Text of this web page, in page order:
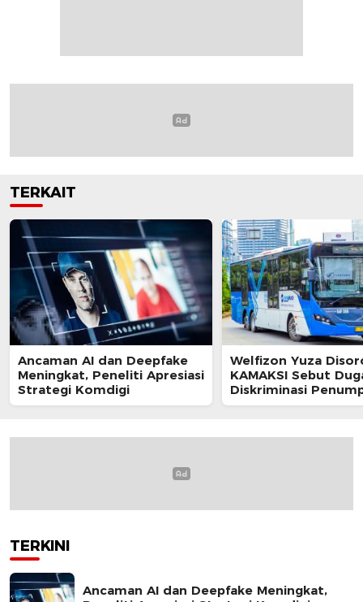
TERKAIT
Ancaman AI dan Deepfake
Meningkat, Peneliti Apresiasi
Strategi Komdigi
Welfizon Yuza
KAMAKSI Sebut
Diskriminasi
TransJakarta
TERKINI
Ancaman AI dan Deepfake Meningkat,